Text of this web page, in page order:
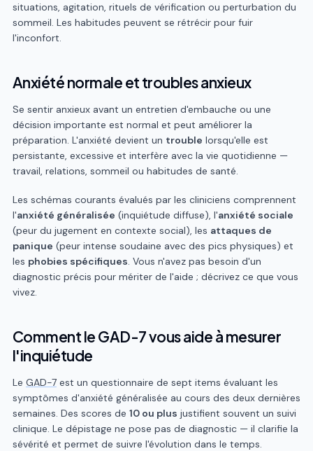
situations, agitation, rituels de vérification ou perturbation du
sommeil. Les habitudes peuvent se rétrécir pour fuir
l'inconfort.
Anxiété normale et troubles anxieux
Se sentir anxieux avant un entretien d'embauche ou une
décision importante est normal et peut améliorer la
préparation. L'anxiété devient un trouble lorsqu'elle est
persistante, excessive et interfère avec la vie quotidienne —
travail, relations, sommeil ou habitudes de santé.
Les schémas courants évalués par les cliniciens comprennent
l'anxiété généralisée (inquiétude diffuse), l'anxiété sociale
(peur du jugement en contexte social), les attaques de
panique (peur intense soudaine avec des pics physiques) et
les phobies spécifiques. Vous n'avez pas besoin d'un
diagnostic précis pour mériter de l'aide ; décrivez ce que vous
vivez.
Comment le GAD-7 vous aide à mesurer
l'inquiétude
Le GAD-7est un questionnaire de sept items évaluant les
symptômes d'anxiété généralisée au cours des deux dernières
semaines. Des scores de 10 ou plus justifient souvent un suivi
clinique. Le dépistage ne pose pas de diagnostic — il clarifie la
sévérité et permet de suivre l'évolution dans le temps.